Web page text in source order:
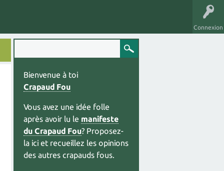
Connexion
Bienvenue à toi
Crapaud Fou
Vous avez une idée folle
après avoir lu le manifeste
du Crapaud Fou? Proposez-
la ici et recueillez les opinions
des autres crapauds fous.